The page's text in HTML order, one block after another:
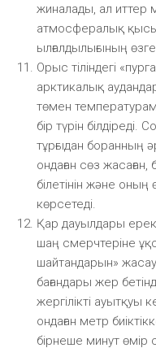
жиналады, ал иттер
атмосфералық
ылғалдылығының
Орыс тіліндегі
арктикалық
төмен
бір түрін білдіреді.
тұрғыдан боранның
ондаған сөз
білетінін және
көрсетеді.
Қар дауылдары
шаң смерчтеріне
шайтандарын»
бағандары жер
жергілікті ауытқуы
ондаған метр
бірнеше минут өмір